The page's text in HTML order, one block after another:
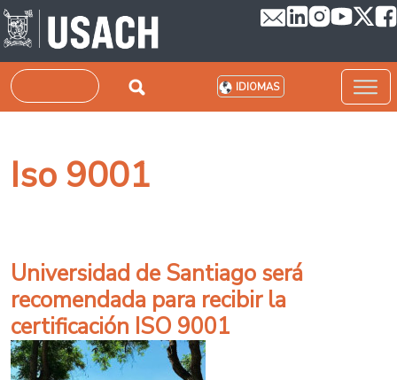
Pasar al contenido principal
Buscar IDIOMAS
Iso 9001
Universidad de Santiago será
recomendada para recibir la
certificación ISO 9001